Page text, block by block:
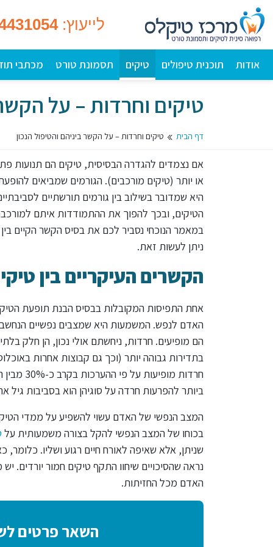
לייעוץ:
אודות תוכנית טיפולים טיקים תסמונת טורט מכתבי
טיקים וחרדות – על
דף הבית טיקים וחרדות – על הקשר ביניהם והטיפול הנכון
אם נצמדים להגדרה הבסיסית, טיקים הם תנועות
או יותר (טיקים מורכבים). הגורמים שמביאים
היא שמדובר בשילוב בין גורמים תורשתיים
הטיקים, ובכך להפוך את ההתמודדות איתם
במאמר הנוכחי נסביר לכם את בסיס הקשר הקיים
ניתן לעשות זאת.
הקשרים העיקריים בין
אחת התפיסות המקובלות בבסיס הבנת תופעת
האדם לנפש. המשמעות היא שמצבים נפשיים
הם מופיעים. חרדות, ניחשתם אולי נכון, הן חלק
בתדירות גבוהה יותר (וכך גם קבוצות אחרות
חרדות
ביותר להפרעות חרדה על סוגיהן הוא בסביבות גיל
המצב הנפשי של האדם עשוי להשפיע על ממדי
בכוחו של המצב הנפשי להקל בצורה משמעותית על
שניתן, אלא שאיפה לאורח חיים רגוע ושליו.
נראה שהסיכויים שיחוו התקף טיקים חמור יורדים.
האדם מכל החזיתות.
השאר פרטים